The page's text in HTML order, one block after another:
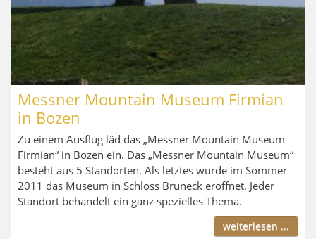
Messner Mountain Museum Firmian
in Bozen
Zu einem Ausflug läd das „Messner Mountain Museum
Firmian“ in Bozen ein. Das „Messner Mountain Museum“
besteht aus 5 Standorten. Als letztes wurde im Sommer
2011 das Museum in Schloss Bruneck eröffnet. Jeder
Standort behandelt ein ganz spezielles Thema.
weiterlesen ...